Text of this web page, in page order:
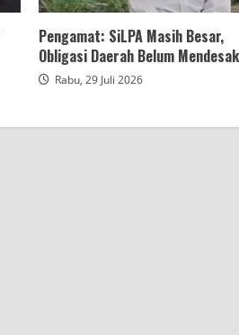
Pengamat: SiLPA Masih Besar,
Obligasi Daerah Belum Mendesak
Rabu, 29 Juli 2026